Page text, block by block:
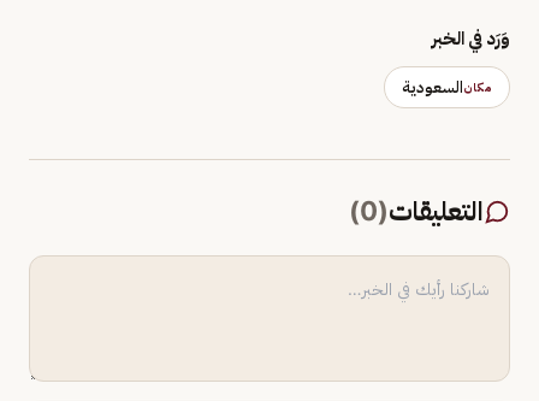
وَرَد في الخبر
مكانالسعودية
التعليقات(
0
)